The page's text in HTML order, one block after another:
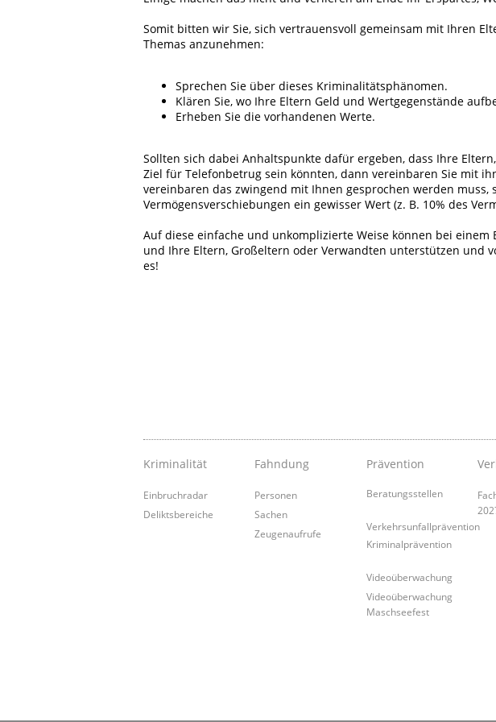
Somit bitten wir Sie, sich vertrauensvoll gemeinsam mit Ihren
Themas anzunehmen:
Sprechen Sie über dieses Kriminalitätsphänomen.
Klären Sie, wo Ihre Eltern Geld und Wertgegenstände
Erheben Sie die vorhandenen Werte.
Sollten sich dabei Anhaltspunkte dafür ergeben, dass Ihre
Ziel für Telefonbetrug sein könnten, dann vereinbaren Sie mit
vereinbaren das zwingend mit Ihnen gesprochen werden muss,
Vermögensverschiebungen ein gewisser Wert (z. B. 10% des
Auf diese einfache und unkomplizierte Weise können bei
und Ihre Eltern, Großeltern oder Verwandten unterstützen und
es!
Kriminalität
Einbruchradar
Deliktsbereiche
Fahndung
Personen
Sachen
Zeugenaufrufe
Prävention
Beratungsstellen
Verkehrsunfallprävention
Kriminalprävention
Videoüberwachung
Videoüberwachung
Maschseefest